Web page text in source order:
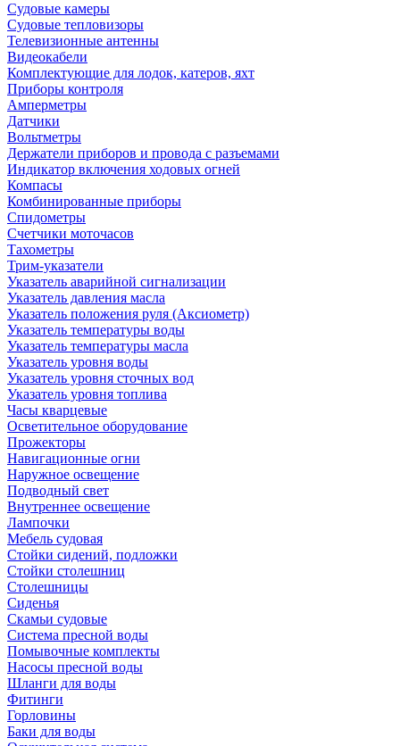
Судовые камеры
Cудовые тепловизоры
Телевизионные антенны
Видеокабели
Комплектующие для лодок, катеров, яхт
Приборы контроля
Амперметры
Датчики
Вольтметры
Держатели приборов и провода с разъемами
Индикатор включения ходовых огней
Компасы
Комбинированные приборы
Спидометры
Счетчики моточасов
Тахометры
Трим-указатели
Указатель аварийной сигнализации
Указатель давления масла
Указатель положения руля (Аксиометр)
Указатель температуры воды
Указатель температуры масла
Указатель уровня воды
Указатель уровня сточных вод
Указатель уровня топлива
Часы кварцевые
Осветительное оборудование
Прожекторы
Навигационные огни
Наружное освещение
Подводный свет
Внутреннее освещение
Лампочки
Мебель судовая
Стойки сидений, подложки
Стойки столешниц
Столешницы
Сиденья
Скамьи судовые
Система пресной воды
Помывочные комплекты
Насосы пресной воды
Шланги для воды
Фитинги
Горловины
Баки для воды